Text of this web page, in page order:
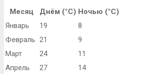
Месяц Днём (°C) Ночью (°C)
Январь
19
8
Февраль 21
9
Март
24
11
Апрель
27
14